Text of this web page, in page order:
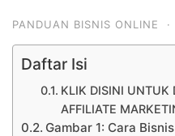
PANDUAN BISNIS ONLINE ·
Daftar Isi
KLIK DISINI UNTUK
AFFILIATE
Gambar 1: Cara